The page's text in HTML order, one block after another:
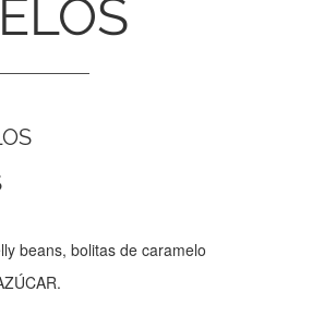
beans, bolitas de caramelo